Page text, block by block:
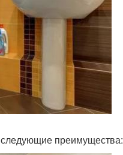
преимущества: